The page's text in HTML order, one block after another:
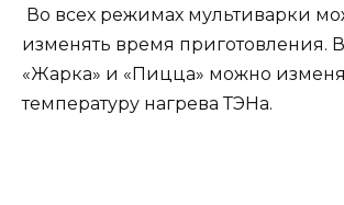
Во всех режимах мультиварки
изменять время приготовления.
«Жарка» и «Пицца» можно
температуру нагрева ТЭНа.